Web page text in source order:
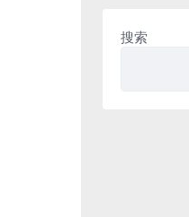
搜索